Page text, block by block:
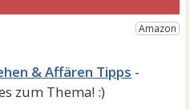
& Affären Tipps